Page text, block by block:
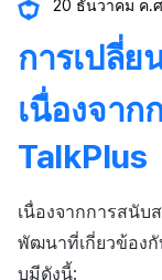
20 ธันวาคม ค.
การเปลี่
เนื่องจาก
TalkPlus
เนื่องจากการสนับ
พัฒนาที่เกี่ยวข้องกั
บมีดังนี้: